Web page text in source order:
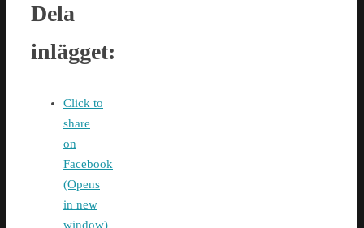
Dela
inlägget:
Click to
share
on
Facebook
(Opens
in new
window)